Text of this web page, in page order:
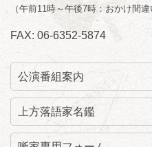
7160
★莵道
（午前11時～午後7時：おかけ
FAX: 06-6352-5874
公演番組案内
上方落語家名鑑